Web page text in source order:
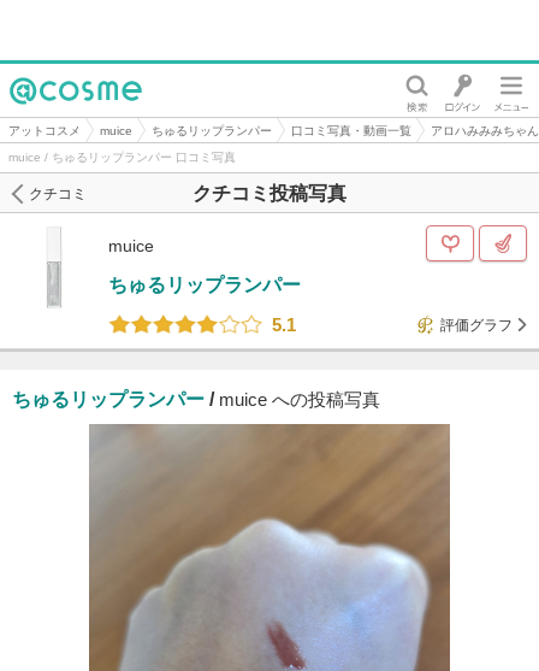
@cosme
アットコスメ muice ちゅるリップランパー 口コミ写真・動画一覧
アロハみみみちゃ
muice / ちゅるリップランパー 口コミ写真
クチコミ投稿写真
クチコミ
muice
ちゅるリップランパー
5.1
評価グラフ
ちゅるリップランパー / muice への投稿写真